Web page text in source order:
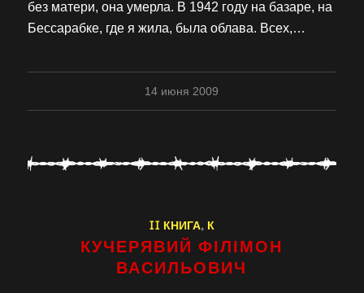
без матери, она умерла. В 1942 году на базаре, на
Бессарабке, где я жила, была облава. Всех,…
14 июня 2009
II КНИГА, К
КУЧЕРЯВИЙ ФІЛІМОН
ВАСИЛЬОВИЧ